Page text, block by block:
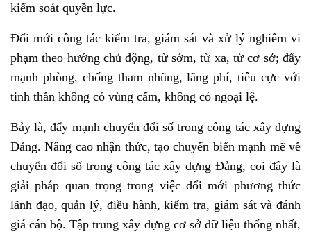
kiểm soát quyền lực.
Đổi mới công tác kiểm tra, giám sát và xử lý nghiêm vi
phạm theo hướng chủ động, từ sớm, từ xa, từ cơ sở; đẩy
mạnh phòng, chống tham nhũng, lãng phí, tiêu cực với
tinh thần không có vùng cấm, không có ngoại lệ.
Bảy là, đẩy mạnh chuyển đổi số trong công tác xây dựng
Đảng. Nâng cao nhận thức, tạo chuyển biến mạnh mẽ về
chuyển đổi số trong công tác xây dựng Đảng, coi đây là
giải pháp quan trọng trong việc đổi mới phương thức
lãnh đạo, quản lý, điều hành, kiểm tra, giám sát và đánh
giá cán bộ. Tập trung xây dựng cơ sở dữ liệu thống nhất,